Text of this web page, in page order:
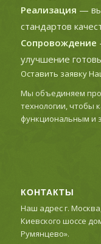
Реализация —
стандартов
Сопровождение
улучшение
Оставить заявку
Мы объединяем
технологии, чтобы
функциональным и
КОНТАКТЫ
Наш адрес г.
Киевского шоссе
Румянцево».